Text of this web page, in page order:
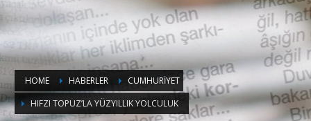
HOME HABERLER
CUMHURİYET
HIFZI TOPUZ’LA YÜZYILLIK YOLCULUK